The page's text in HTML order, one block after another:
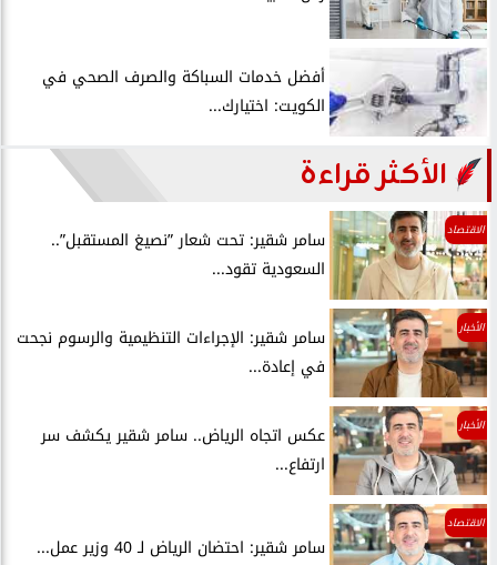
أفضل خدمات السباكة والصرف الصحي في
الكويت: اختيارك...
الأكثر قراءة
الاقتصاد
سامر شقير: تحت شعار ”نصيغ المستقبل”..
السعودية تقود...
الأخبار
سامر شقير: الإجراءات التنظيمية والرسوم نجحت
في إعادة...
الأخبار
عكس اتجاه الرياض.. سامر شقير يكشف سر
ارتفاع...
الاقتصاد
سامر شقير: احتضان الرياض لـ 40 وزير عمل...